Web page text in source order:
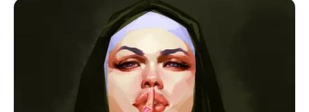
What Happened To The Blue Lagoon Cast? See